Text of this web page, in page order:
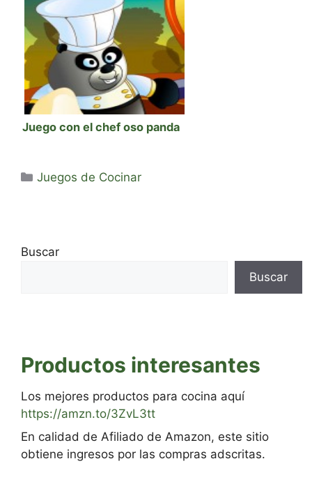
Juego con el chef oso panda
Categorías
Juegos de Cocinar
Buscar
Buscar
Productos interesantes
Los mejores productos para cocina aquí
https://amzn.to/3ZvL3tt
En calidad de Afiliado de Amazon, este sitio
obtiene ingresos por las compras adscritas.